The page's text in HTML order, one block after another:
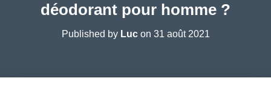
déodorant pour homme ?
Published by Lucon 31 août 2021